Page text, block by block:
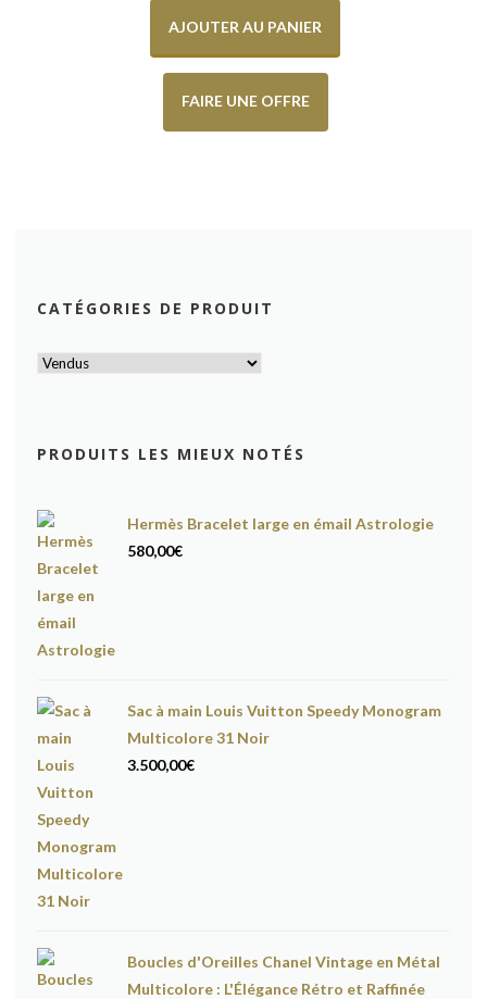
AJOUTER AU PANIER
FAIRE UNE OFFRE
CATÉGORIES DE PRODUIT
PRODUITS LES MIEUX NOTÉS
Hermès Bracelet large en émail Astrologie
580,00€
Sac à main Louis Vuitton Speedy Monogram
Multicolore 31 Noir
3.500,00€
Boucles d'Oreilles Chanel Vintage en Métal
Multicolore : L'Élégance Rétro et Raffinée